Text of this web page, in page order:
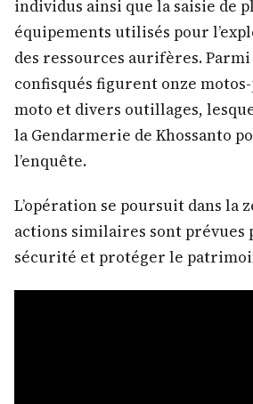
individus ainsi que la saisie de
équipements utilisés pour
des ressources aurifères.
confisqués figurent onze
moto et divers outillages,
la Gendarmerie de Khossanto
l’enquête.
L’opération se poursuit dans la
actions similaires sont
sécurité et protéger le